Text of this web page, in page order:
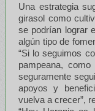
Una estrategia
girasol como
se podrían lograr
algún tipo de
“Si lo seguimos
pampeana,
seguramente
apoyos y
vuelva a crecer”,